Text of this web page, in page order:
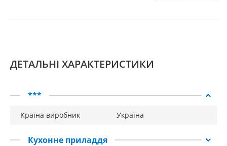
ДЕТАЛЬНІ ХАРАКТЕРИСТИКИ
***
Країна виробник Україна
Кухонне приладдя